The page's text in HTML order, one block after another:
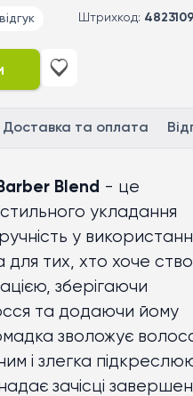
Штрихкод:
Доставка та оплата
Blend - це
укладання
у
для тих, хто хоче
зберігаючи
та додаючи йому
зволожує
і злегка
зачісці